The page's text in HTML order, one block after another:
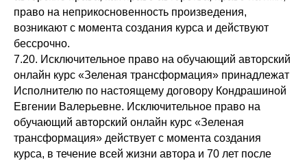
право на неприкосновенность произведения,
возникают с момента создания курса и действуют
бессрочно.
7.20. Исключительное право на обучающий авторский
онлайн курс «Зеленая трансформация» принадлежат
Исполнителю по настоящему договору Кондрашиной
Евгении Валерьевне. Исключительное право на
обучающий авторский онлайн курс «Зеленая
трансформация» действует с момента создания
курса, в течение всей жизни автора и 70 лет после